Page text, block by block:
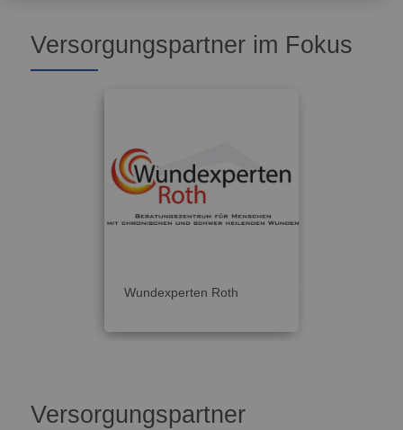
Versorgungspartner im Fokus
Wundexperten Roth
Versorgungspartner